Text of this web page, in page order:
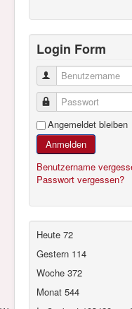
Login Form
Benutzername
Passwort
Angemeldet bleiben
Anmelden
Benutzername
Passwort vergessen?
Heute 72
Gestern 114
Woche 372
Monat 544